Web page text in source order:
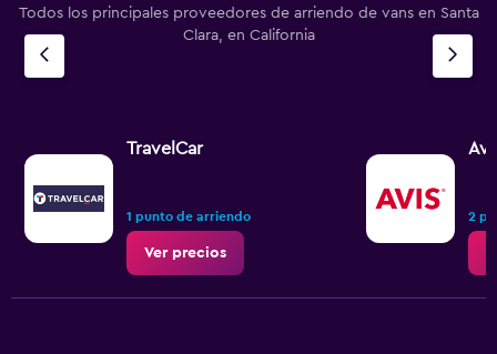
Todos los principales proveedores de arriendo de vans en Santa
Clara, en California
TravelCar
1 punto de arriendo
Ver precios
2